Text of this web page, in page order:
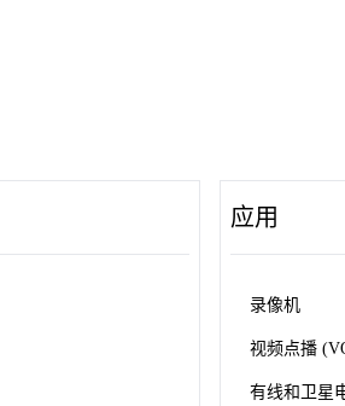
应用
录像机
视频点播
有线和卫星